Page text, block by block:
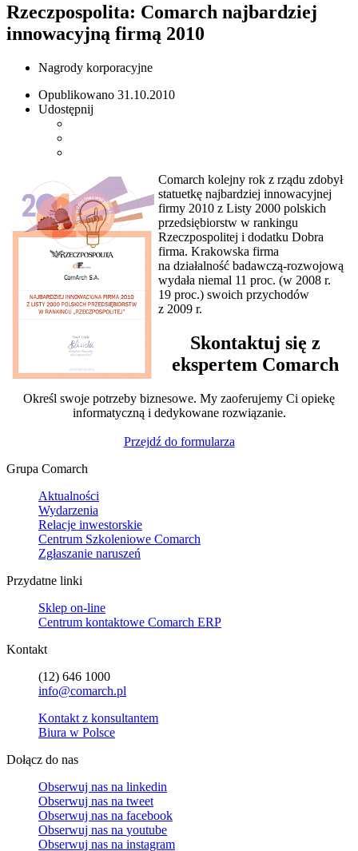
Rzeczpospolita: Comarch najbardziej
innowacyjną firmą 2010
Nagrody korporacyjne
Opublikowano 31.10.2010
Udostępnij
Comarch kolejny rok z rządu zdobył
statuetkę najbardziej innowacyjnej
firmy 2010 z Listy 2000 polskich
przedsiębiorstw w rankingu
Rzeczpospolitej i dodatku Dobra
firma. Krakowska firma
na działalność badawczą-rozwojową
wydała niemal 11 proc. (w 2008 r.
19 proc.) swoich przychodów
z 2009 r.
Skontaktuj się z
ekspertem Comarch
Określ swoje potrzeby biznesowe. My zaoferujemy Ci opiekę
informatyczną i dedykowane rozwiązanie.
Przejdź do formularza
Grupa Comarch
Aktualności
Wydarzenia
Relacje inwestorskie
Centrum Szkoleniowe Comarch
Zgłaszanie naruszeń
Przydatne linki
Sklep on-line
Centrum kontaktowe Comarch ERP
Kontakt
(12) 646 1000
info@comarch.pl
Kontakt z konsultantem
Biura w Polsce
Dołącz do nas
Obserwuj nas na linkedin
Obserwuj nas na tweet
Obserwuj nas na facebook
Obserwuj nas na youtube
Obserwuj nas na instagram